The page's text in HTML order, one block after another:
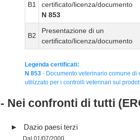
B1
certificato/licenza/documento
N 853
B2
Presentazione di un
certificato/licenza/documento
Legenda certificati:
N 853 - Documento veterinario comune
utilizzato per i controlli veterinari sui
- Nei confronti di tutti
Dazio paesi terzi
Dal 01/07/2000